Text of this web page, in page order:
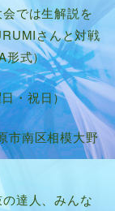
では生解説を
さんと対戦
形式）
・祝日）
市南区相模大野
達人、みんな